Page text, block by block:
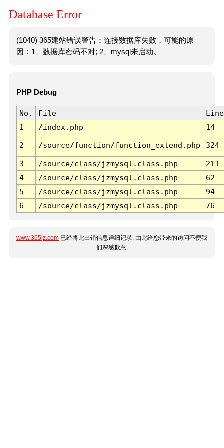
Database Error
(1040) 365建站错误警告：连接数据库失败，可能的原
因：1、数据库密码不对; 2、mysql未启动。
PHP Debug
No. File
Line
1
/index.php 14
2 /source/function/function_extend.php 324
3 /source/class/jzmysql.class.php
211
4
/source/class/jzmysql.class.php
62
5
/source/class/jzmysql.class.php
94
6
/source/class/jzmysql.class.php 76
www.365jz.com 已经将此出错信息详细记录, 由此给您带来的访问不便我
们深感歉意.